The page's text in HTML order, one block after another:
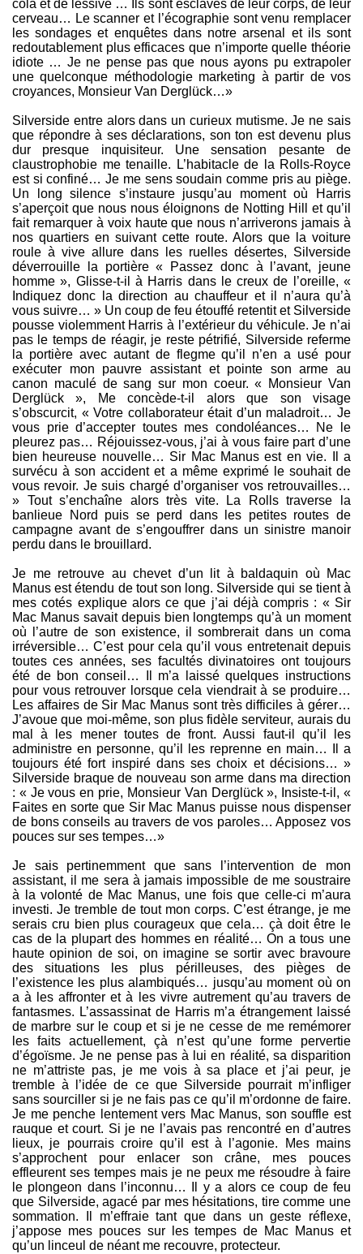
cola et de lessive … Ils sont esclaves de leur corps, de leur
cerveau… Le scanner et l’écographie sont venu remplacer
les sondages et enquêtes dans notre arsenal et ils sont
redoutablement plus efficaces que n’importe quelle théorie
idiote … Je ne pense pas que nous ayons pu extrapoler
une quelconque méthodologie marketing à partir de vos
croyances, Monsieur Van Derglück…»
Silverside entre alors dans un curieux mutisme. Je ne sais
que répondre à ses déclarations, son ton est devenu plus
dur presque inquisiteur. Une sensation pesante de
claustrophobie me tenaille. L’habitacle de la Rolls-Royce
est si confiné… Je me sens soudain comme pris au piège.
Un long silence s’instaure jusqu’au moment où Harris
s’aperçoit que nous nous éloignons de Notting Hill et qu’il
fait remarquer à voix haute que nous n’arriverons jamais à
nos quartiers en suivant cette route. Alors que la voiture
roule à vive allure dans les ruelles désertes, Silverside
déverrouille la portière « Passez donc à l’avant, jeune
homme », Glisse-t-il à Harris dans le creux de l’oreille, «
Indiquez donc la direction au chauffeur et il n’aura qu’à
vous suivre… » Un coup de feu étouffé retentit et Silverside
pousse violemment Harris à l’extérieur du véhicule. Je n’ai
pas le temps de réagir, je reste pétrifié, Silverside referme
la portière avec autant de flegme qu’il n’en a usé pour
exécuter mon pauvre assistant et pointe son arme au
canon maculé de sang sur mon coeur. « Monsieur Van
Derglück », Me concède-t-il alors que son visage
s’obscurcit, « Votre collaborateur était d’un maladroit… Je
vous prie d’accepter toutes mes condoléances… Ne le
pleurez pas… Réjouissez-vous, j’ai à vous faire part d’une
bien heureuse nouvelle… Sir Mac Manus est en vie. Il a
survécu à son accident et a même exprimé le souhait de
vous revoir. Je suis chargé d’organiser vos retrouvailles…
» Tout s’enchaîne alors très vite. La Rolls traverse la
banlieue Nord puis se perd dans les petites routes de
campagne avant de s’engouffrer dans un sinistre manoir
perdu dans le brouillard.
Je me retrouve au chevet d’un lit à baldaquin où Mac
Manus est étendu de tout son long. Silverside qui se tient à
mes cotés explique alors ce que j’ai déjà compris : « Sir
Mac Manus savait depuis bien longtemps qu’à un moment
où l’autre de son existence, il sombrerait dans un coma
irréversible… C’est pour cela qu’il vous entretenait depuis
toutes ces années, ses facultés divinatoires ont toujours
été de bon conseil… Il m’a laissé quelques instructions
pour vous retrouver lorsque cela viendrait à se produire…
Les affaires de Sir Mac Manus sont très difficiles à gérer…
J’avoue que moi-même, son plus fidèle serviteur, aurais du
mal à les mener toutes de front. Aussi faut-il qu’il les
administre en personne, qu’il les reprenne en main… Il a
toujours été fort inspiré dans ses choix et décisions… »
Silverside braque de nouveau son arme dans ma direction
: « Je vous en prie, Monsieur Van Derglück », Insiste-t-il, «
Faites en sorte que Sir Mac Manus puisse nous dispenser
de bons conseils au travers de vos paroles… Apposez vos
pouces sur ses tempes…»
Je sais pertinemment que sans l’intervention de mon
assistant, il me sera à jamais impossible de me soustraire
à la volonté de Mac Manus, une fois que celle-ci m’aura
investi. Je tremble de tout mon corps. C’est étrange, je me
serais cru bien plus courageux que cela… çà doit être le
cas de la plupart des hommes en réalité… On a tous une
haute opinion de soi, on imagine se sortir avec bravoure
des situations les plus périlleuses, des pièges de
l’existence les plus alambiqués… jusqu’au moment où on
a à les affronter et à les vivre autrement qu’au travers de
fantasmes. L’assassinat de Harris m’a étrangement laissé
de marbre sur le coup et si je ne cesse de me remémorer
les faits actuellement, çà n’est qu’une forme pervertie
d’égoïsme. Je ne pense pas à lui en réalité, sa disparition
ne m’attriste pas, je me vois à sa place et j’ai peur, je
tremble à l’idée de ce que Silverside pourrait m’infliger
sans sourciller si je ne fais pas ce qu’il m’ordonne de faire.
Je me penche lentement vers Mac Manus, son souffle est
rauque et court. Si je ne l’avais pas rencontré en d’autres
lieux, je pourrais croire qu’il est à l’agonie. Mes mains
s’approchent pour enlacer son crâne, mes pouces
effleurent ses tempes mais je ne peux me résoudre à faire
le plongeon dans l’inconnu… Il y a alors ce coup de feu
que Silverside, agacé par mes hésitations, tire comme une
sommation. Il m’effraie tant que dans un geste réflexe,
j’appose mes pouces sur les tempes de Mac Manus et
qu’un linceul de néant me recouvre, protecteur.